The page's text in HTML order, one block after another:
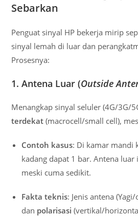
Sebarkan
Penguat sinyal HP bekerja mirip
sinyal lemah di luar dan
Prosesnya:
1. Antena Luar (Outside
Menangkap sinyal seluler (4G/3G/
terdekat (macrocell/small cell),
Contoh kasus: Di kamar mandi
kadang dapat 1 bar. Antena
meski cuma sedikit.
Fakta teknis: Jenis antena
dan polarisasi (vertikal/